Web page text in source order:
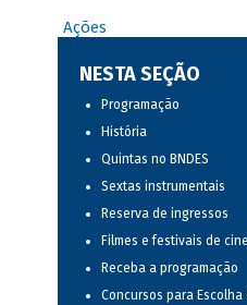
Ações
NESTA SEÇÃO
Programação
História
Quintas no BNDES
Sextas instrumentais
Reserva de ingressos
Filmes e festivais de
Receba a programação
Concursos para